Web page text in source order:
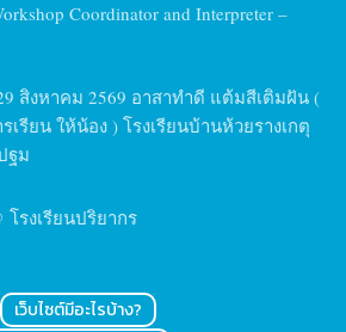
Coordinator and Interpreter –
สิงหาคม 2569 อาสาทำดี แต้มสีเติมฝัน (
รียน ให้น้อง ) โรงเรียนบ้านห้วยรางเกตุ
ฐม
โรงเรียนปริยากร
เว็บไซต์มีอะไรบ้าง?